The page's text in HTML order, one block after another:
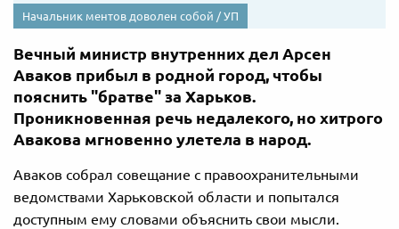
Начальник ментов доволен собой / УП
Вечный министр внутренних дел Арсен
Аваков прибыл в родной город, чтобы
пояснить "братве" за Харьков.
Проникновенная речь недалекого, но хитрого
Авакова мгновенно улетела в народ.
Аваков собрал совещание с правоохранительными
ведомствами Харьковской области и попытался
доступным ему словами объяснить свои мысли.